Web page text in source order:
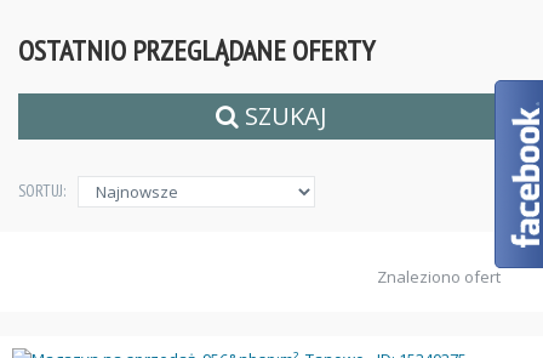
OSTATNIO PRZEGLĄDANE OFERTY
SZUKAJ
SORTUJ:
Znaleziono ofert